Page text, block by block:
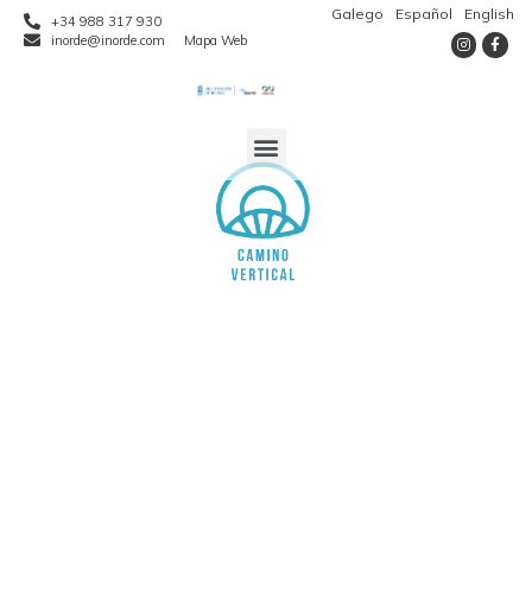
+34 988 317 930
inorde@inorde.com
Mapa Web
Galego Español English